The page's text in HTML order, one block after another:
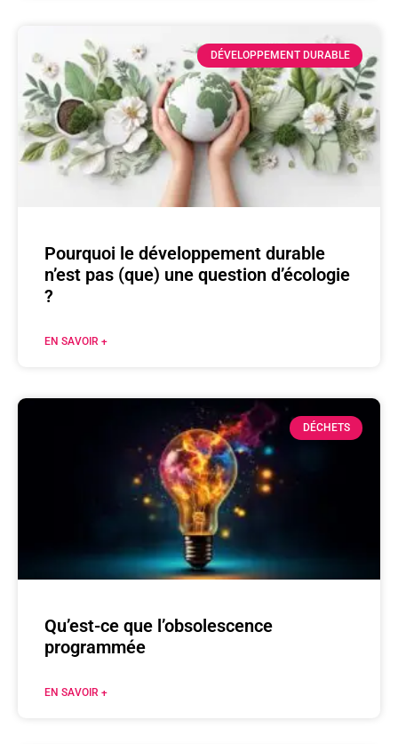
DÉVELOPPEMENT DURABLE
Pourquoi le développement durable
n’est pas (que) une question d’écologie
?
EN SAVOIR +
DÉCHETS
Qu’est-ce que l’obsolescence
programmée
EN SAVOIR +